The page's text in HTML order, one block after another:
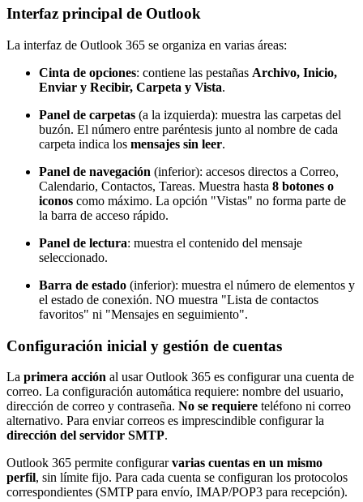
Interfaz principal de Outlook
La interfaz de Outlook 365 se organiza en varias áreas:
Cinta de opciones: contiene las pestañas Archivo, Inicio,
Enviar y Recibir, Carpeta y Vista.
Panel de carpetas (a la izquierda): muestra las carpetas del
buzón. El número entre paréntesis junto al nombre de cada
carpeta indica los mensajes sin leer.
Panel de navegación (inferior): accesos directos a Correo,
Calendario, Contactos, Tareas. Muestra hasta 8 botones o
iconos como máximo. La opción "Vistas" no forma parte de
la barra de acceso rápido.
Panel de lectura: muestra el contenido del mensaje
seleccionado.
Barra de estado (inferior): muestra el número de elementos y
el estado de conexión. NO muestra "Lista de contactos
favoritos" ni "Mensajes en seguimiento".
Configuración inicial y gestión de cuentas
La primera acción al usar Outlook 365 es configurar una cuenta de
correo. La configuración automática requiere: nombre del usuario,
dirección de correo y contraseña. No se requiere teléfono ni correo
alternativo. Para enviar correos es imprescindible configurar la
dirección del servidor SMTP.
Outlook 365 permite configurarvarias cuentas en un mismo
perfil, sin límite fijo. Para cada cuenta se configuran los protocolos
correspondientes (SMTP para envío, IMAP/POP3 para recepción).